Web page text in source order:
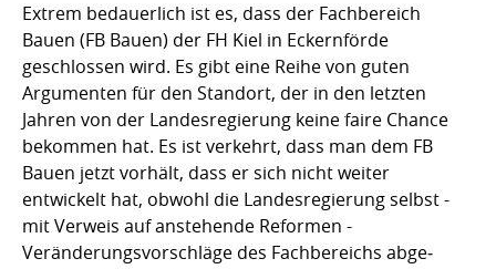
Extrem bedauerlich ist es, dass der Fachbereich
Bauen (FB Bauen) der FH Kiel in Eckernförde
geschlossen wird. Es gibt eine Reihe von guten
Argumenten für den Standort, der in den letzten
Jahren von der Landesregierung keine faire Chance
bekommen hat. Es ist verkehrt, dass man dem FB
Bauen jetzt vorhält, dass er sich nicht weiter
entwickelt hat, obwohl die Landesregierung selbst -
mit Verweis auf anstehende Reformen -
Veränderungsvorschläge des Fachbereichs abge­